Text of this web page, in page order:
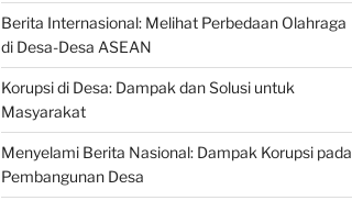
Berita Internasional: Melihat Perbedaan Olahraga
di Desa-Desa ASEAN
Korupsi di Desa: Dampak dan Solusi untuk
Masyarakat
Menyelami Berita Nasional: Dampak Korupsi pada
Pembangunan Desa